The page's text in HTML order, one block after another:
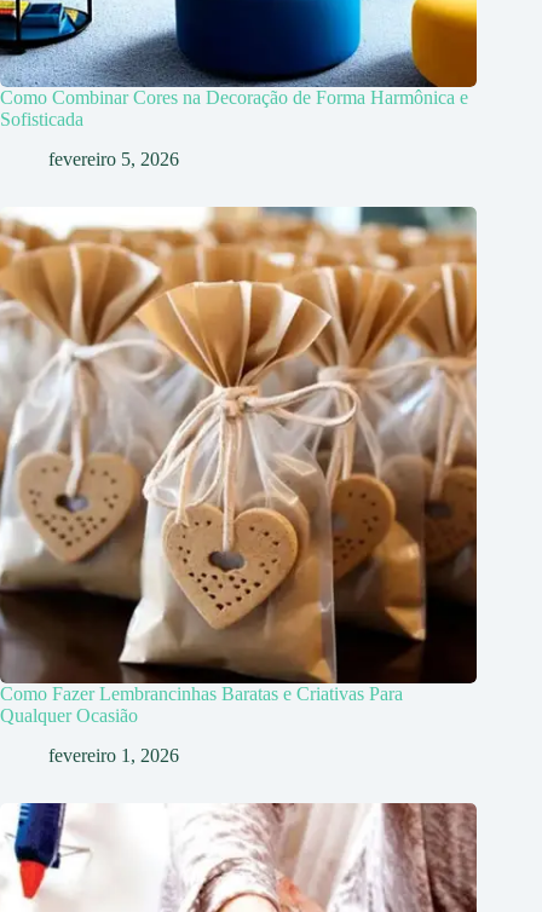
Como Combinar Cores na Decoração de Forma Harmônica e
Sofisticada
fevereiro 5, 2026
Como Fazer Lembrancinhas Baratas e Criativas Para
Qualquer Ocasião
fevereiro 1, 2026